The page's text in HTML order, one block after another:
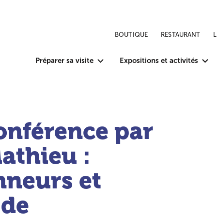
Préparer sa visite Expositions et activités
BOUTIQUE RESTAURANT
par
:
et